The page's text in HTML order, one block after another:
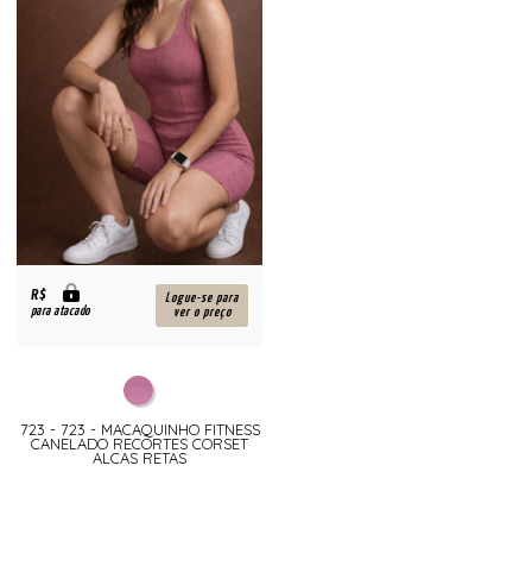
R$
para atacado
Logue-se para
ver o preço
723 - 723 - MACAQUINHO FITNESS
CANELADO RECORTES CORSET
ALCAS RETAS